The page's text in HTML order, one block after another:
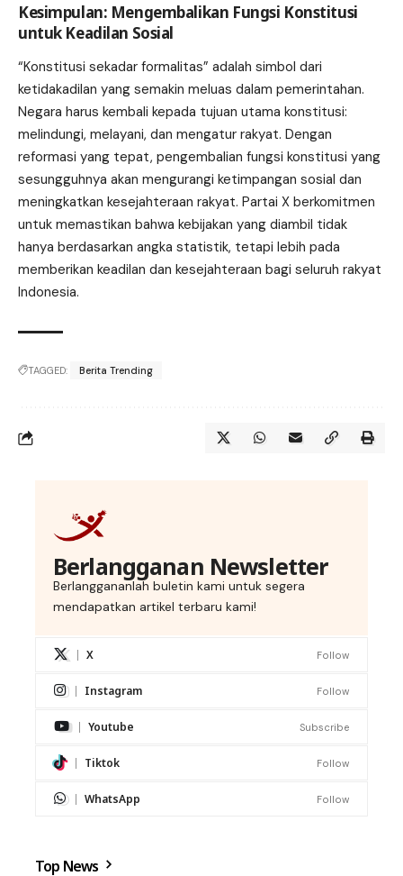
Kesimpulan: Mengembalikan Fungsi Konstitusi
untuk Keadilan Sosial
“Konstitusi sekadar formalitas” adalah simbol dari
ketidakadilan yang semakin meluas dalam pemerintahan.
Negara harus kembali kepada tujuan utama konstitusi:
melindungi, melayani, dan mengatur rakyat. Dengan
reformasi yang tepat, pengembalian fungsi konstitusi yang
sesungguhnya akan mengurangi ketimpangan sosial dan
meningkatkan kesejahteraan rakyat. Partai X berkomitmen
untuk memastikan bahwa kebijakan yang diambil tidak
hanya berdasarkan angka statistik, tetapi lebih pada
memberikan keadilan dan kesejahteraan bagi seluruh rakyat
Indonesia.
TAGGED: Berita Trending
Berlangganan Newsletter
Berlanggananlah buletin kami untuk segera
mendapatkan artikel terbaru kami!
X Follow
Instagram Follow
Youtube Subscribe
Tiktok Follow
WhatsApp Follow
Top News